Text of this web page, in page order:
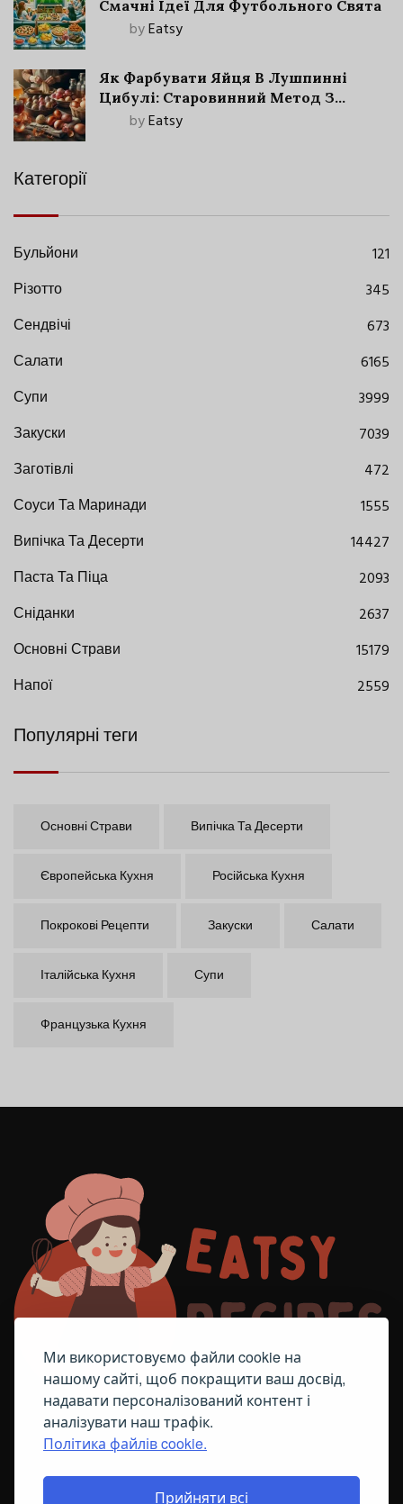
Ми використовуємо файли cookie на
нашому сайті, щоб покращити ваш досвід,
надавати персоналізований контент і
аналізувати наш трафік.
Політика файлів cookie.
Прийняти всі
Смачні Ідеї Для Футбольного Свята
byEatsy
Як Фарбувати Яйця В Лушпинні
Цибулі: Старовинний Метод З
Сучасними Нюансами
byEatsy
Категорії
Бульйони
121
Різотто
345
Сендвічі
673
Салати
6165
Супи
3999
Закуски
7039
Заготівлі
472
Соуси Та Маринади
1555
Випічка Та Десерти
14427
Паста Та Піца
2093
Сніданки
2637
Основні Страви
15179
Напої
2559
Популярні теги
Основні Страви Випічка Та Десерти
Європейська Кухня Російська Кухня
Покрокові Рецепти Закуски Салати
Італійська Кухня Супи
Французька Кухня
ПОЛІТИКА ЩОДО ФАЙЛІВ COOKIE